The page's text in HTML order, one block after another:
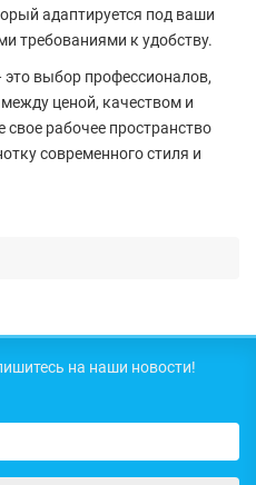
адаптируется под ваши
требованиями к удобству.
это выбор профессионалов,
ценой, качеством и
рабочее пространство
современного стиля и
на наши новости!